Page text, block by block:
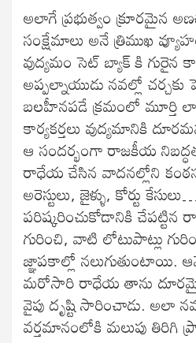
అలాగే ప్రభుత్వం క్రూరమైన
సంక్షేమాలు అనే త్రిముఖ
వుద్యమం సెట్ బ్యాక్ కి
అప్పల్నాయుడు నవల్లో చర్చకు
బలహీనపడే క్రమంలో మూర్తి
కార్యకర్తలు వుద్యమానికి
ఆ సందర్భంగా రాజకీయ
రాధేయ చేసిన వాదనల్లోని
అరెస్టులు, జైళ్ళు, కోర్టు
పరిష్కరించుకోడానికి
గురించి, వాటి లోటుపాట్లు
జ్ఞాపకాల్లో నలుగుతుంటాయి.
మరోసారి రాధేయ తాను
వైపు దృష్టి సారించాడు. అలా
వర్తమానంలోకి మలుపు తిరిగి